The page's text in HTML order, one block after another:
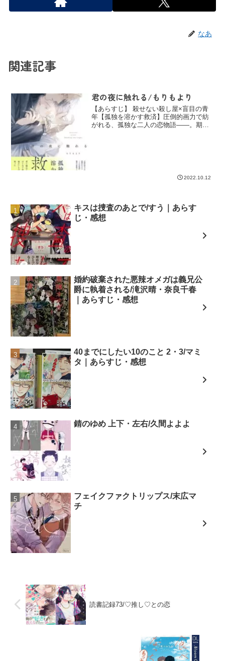
なあ
関連記事
君の夜に触れる/もりもより
【あらすじ】 殺せない殺し屋×盲目の青
年【孤独を溶かす救済】圧倒的画力で紡
がれる、孤独な二人の恋物語――。期待
2022.10.12
キスは捜査のあとで/すう｜あらす
じ・感想
婚約破棄された悪辣オメガは義兄公
爵に執着される/滝沢晴・奈良千春
｜あらすじ・感想
40までにしたい10のこと 2・3/マミ
タ｜あらすじ・感想
錆のゆめ 上下・左右/久間よよよ
フェイクファクトリップス/末広マ
チ
読書記録73/♡推し♡との恋